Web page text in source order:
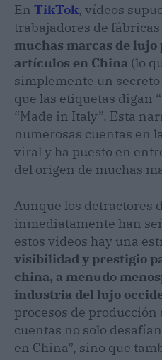
En TikTok, vídeos
trabajadores de
muchas marcas de
artículos en China (lo
simplemente un secreto
que las etiquetas digan
“Made in Italy”. Esta
numerosas cuentas en
viral y ha puesto en
del origen de muchas
Aunque los detractores
inmediatamente han
estos videos hay una
visibilidad y prestigio
china, a menudo
industria del lujo
procesos de producción
cuentas no solo
en China”, sino que